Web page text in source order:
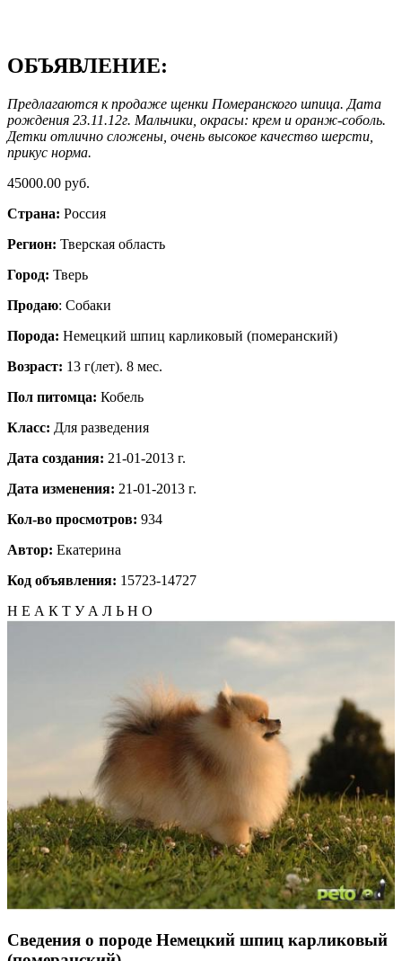
ОБЪЯВЛЕНИЕ:
Предлагаются к продаже щенки Померанского шпица. Дата
рождения 23.11.12г. Мальчики, окрасы: крем и оранж-соболь.
Детки отлично сложены, очень высокое качество шерсти,
прикус норма.
45000.00 руб.
Страна: Россия
Регион: Тверская область
Город: Тверь
Продаю: Собаки
Порода: Немецкий шпиц карликовый (померанский)
Возраст: 13 г(лет). 8 мес.
Пол питомца: Кобель
Класс: Для разведения
Дата создания: 21-01-2013 г.
Дата изменения: 21-01-2013 г.
Кол-во просмотров: 934
Автор: Екатерина
Код объявления: 15723-14727
Н Е А К Т У А Л Ь Н О
Сведения о породе Немецкий шпиц карликовый